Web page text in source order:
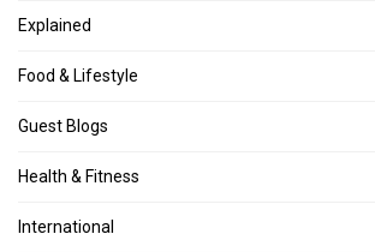
Explained
Food & Lifestyle
Guest Blogs
Health & Fitness
International